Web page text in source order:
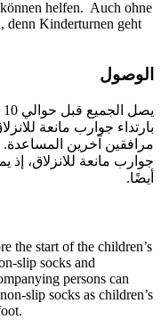
helfen. Auch ohne
denn Kinderturnen geht
الوصول
بارتداء جوارب مانعة
مرافقين آخرين
جوارب مانعة للانزلاق،
أيضًا.
the start of the children’s
slip socks and
persons can
slip socks as children’s